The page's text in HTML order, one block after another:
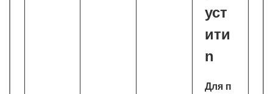
уст
ити
n
Для п